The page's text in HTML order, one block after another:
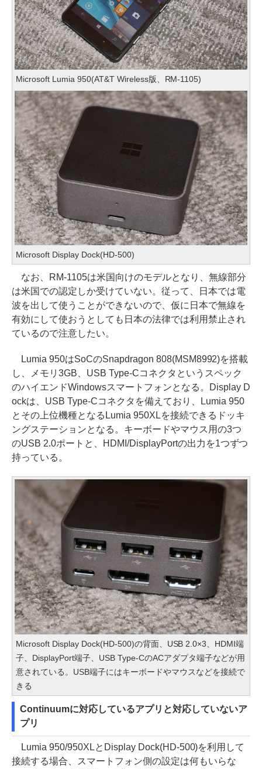
Microsoft Lumia 950(AT&T Wireless版、RM-1105)
Microsoft Display Dock(HD-500)
なお、RM-1105は米国向けのモデルとなり、無線部分
は米国での認定しか受けていない。従って、日本では電
波を出して使うことができないので、仮に日本で無線を
有効にして使おうとしても日本の法律では利用禁止され
ているので注意したい。
Lumia 950はSoCのSnapdragon 808(MSM8992)を搭載
し、メモリ3GB、USB Type-Cコネクタというスペック
のハイエンドWindowsスマートフォンとなる。Display D
ockは、USB Type-Cコネクタを備えており、Lumia 950
とその上位機種となるLumia 950XLを接続できるドッキ
ングステーションとなる。キーボードやマウス用の3つ
のUSB 2.0ポートと、HDMI/DisplayPortの出力を1つずつ
持っている。
Microsoft Display Dock(HD-500)の背面、USB 2.0×3、HDMI端
子、DisplayPort端子、USB Type-CのACアダプタ端子などが用
意されている。USB端子にはキーボードやマウスなどを接続で
きる
Continuumに対応しているアプリと対応していないア
プリ
Lumia 950/950XLとDisplay Dock(HD-500)を利用して
接続する場合、スマートフォン側の設定は何もいらな